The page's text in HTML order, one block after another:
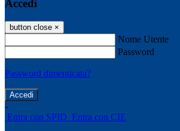
Accedi
button close ×
Nome Utente
Password
Password dimenticata?
-
Entra con SPID Entra con CIE